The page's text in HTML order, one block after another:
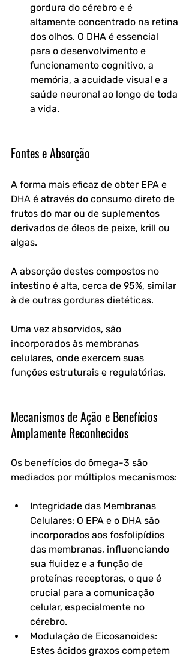
gordura do cérebro e é
altamente concentrado na retina
dos olhos. O DHA é essencial
para o desenvolvimento e
funcionamento cognitivo, a
memória, a acuidade visual e a
saúde neuronal ao longo de toda
a vida.
Fontes e Absorção
A forma mais eficaz de obter EPA e
DHA é através do consumo direto de
frutos do mar ou de suplementos
derivados de óleos de peixe, krill ou
algas.
A absorção destes compostos no
intestino é alta, cerca de 95%, similar
à de outras gorduras dietéticas.
Uma vez absorvidos, são
incorporados às membranas
celulares, onde exercem suas
funções estruturais e regulatórias.
Mecanismos de Ação e Benefícios
Amplamente Reconhecidos
Os benefícios do ômega-3 são
mediados por múltiplos mecanismos:
Integridade das Membranas
Celulares: O EPA e o DHA são
incorporados aos fosfolipídios
das membranas, influenciando
sua fluidez e a função de
proteínas receptoras, o que é
crucial para a comunicação
celular, especialmente no
cérebro.
Modulação de Eicosanoides:
Estes ácidos graxos competem